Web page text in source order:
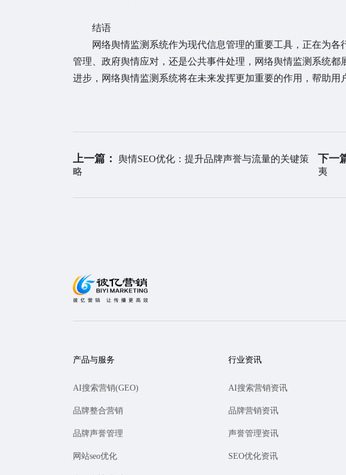
结语
网络舆情监测系统作为现代信息管理的重要工具，正在为各
管理、政府舆情应对，还是公共事件处理，网络舆情监测系统
进步，网络舆情监测系统将在未来发挥更加重要的作用，帮助用
上一篇：
舆情SEO优化：提升品牌声誉与流量的关键策
略
下一
夷
产品与服务
AI搜索营销(GEO)
品牌整合营销
品牌声誉管理
网站seo优化
行业资讯
AI搜索营销资讯
品牌营销资讯
声誉管理资讯
SEO优化资讯